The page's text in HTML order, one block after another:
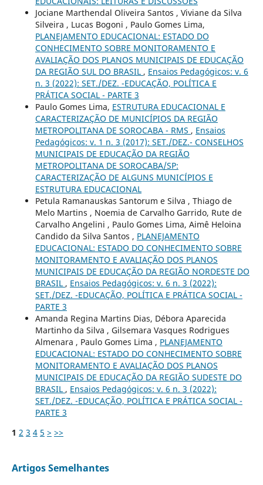
Jociane Marthendal Oliveira Santos , Viviane da Silva
Silveira , Lucas Bogoni , Paulo Gomes Lima,
PLANEJAMENTO EDUCACIONAL: ESTADO DO
CONHECIMENTO SOBRE MONITORAMENTO E
AVALIAÇÃO DOS PLANOS MUNICIPAIS DE EDUCAÇÃO
DA REGIÃO SUL DO BRASIL , Ensaios Pedagógicos: v. 6
n. 3 (2022): SET./DEZ. -EDUCAÇÃO, POLÍTICA E
PRÁTICA SOCIAL - PARTE 3
Paulo Gomes Lima, ESTRUTURA EDUCACIONAL E
CARACTERIZAÇÃO DE MUNICÍPIOS DA REGIÃO
METROPOLITANA DE SOROCABA - RMS , Ensaios
Pedagógicos: v. 1 n. 3 (2017): SET./DEZ.- CONSELHOS
MUNICIPAIS DE EDUCAÇÃO DA REGIÃO
METROPOLITANA DE SOROCABA/SP:
CARACTERIZAÇÃO DE ALGUNS MUNICÍPIOS E
ESTRUTURA EDUCACIONAL
Petula Ramanauskas Santorum e Silva , Thiago de
Melo Martins , Noemia de Carvalho Garrido, Rute de
Carvalho Angelini , Paulo Gomes Lima, Aimê Heloina
Candido da Silva Santos , PLANEJAMENTO
EDUCACIONAL: ESTADO DO CONHECIMENTO SOBRE
MONITORAMENTO E AVALIAÇÃO DOS PLANOS
MUNICIPAIS DE EDUCAÇÃO DA REGIÃO NORDESTE DO
BRASIL , Ensaios Pedagógicos: v. 6 n. 3 (2022):
SET./DEZ. -EDUCAÇÃO, POLÍTICA E PRÁTICA SOCIAL -
PARTE 3
Amanda Regina Martins Dias, Débora Aparecida
Martinho da Silva , Gilsemara Vasques Rodrigues
Almenara , Paulo Gomes Lima , PLANEJAMENTO
EDUCACIONAL: ESTADO DO CONHECIMENTO SOBRE
MONITORAMENTO E AVALIAÇÃO DOS PLANOS
MUNICIPAIS DE EDUCAÇÃO DA REGIÃO SUDESTE DO
BRASIL , Ensaios Pedagógicos: v. 6 n. 3 (2022):
SET./DEZ. -EDUCAÇÃO, POLÍTICA E PRÁTICA SOCIAL -
PARTE 3
1 2 3 4 5 > >>
Artigos Semelhantes